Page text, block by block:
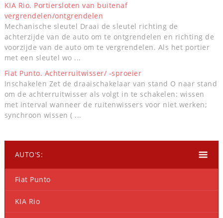
KIA Rio. Portiersloten van buitenaf
vergrendelen/ontgrendelen
Mechanische sleutel Draai de sleutel richting de
achterzijde van de auto om te ontgrendelen en richting de
voorzijde van de auto om te vergrendelen. Als het portier
met een sleutel wo ...
Fiat Punto. Achterruitwisser/ -sproeier
Inschakelen Zet de draaischakelaar van stand O naar stand
om de achterruitwisser als volgt in te schakelen: wissen
met interval wanneer de ruitenwissers voor niet werken;
synchroon wissen ( ...
AUTO'S:
Fiat Punto
KIA Rio